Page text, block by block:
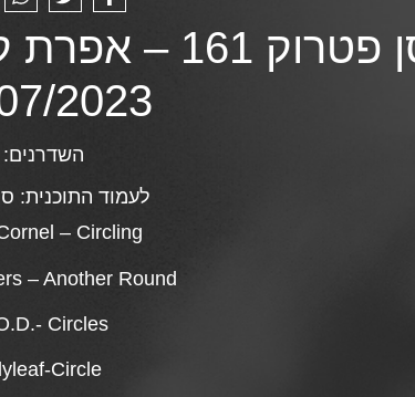
סן פטרוק
2023
השדרנים:
לעמוד התוכנית:
– Circling
– Another Round
Circles
Circle